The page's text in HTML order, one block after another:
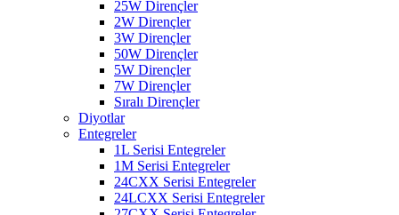
25W Dirençler
2W Dirençler
3W Dirençler
50W Dirençler
5W Dirençler
7W Dirençler
Sıralı Dirençler
Diyotlar
Entegreler
1L Serisi Entegreler
1M Serisi Entegreler
24CXX Serisi Entegreler
24LCXX Serisi Entegreler